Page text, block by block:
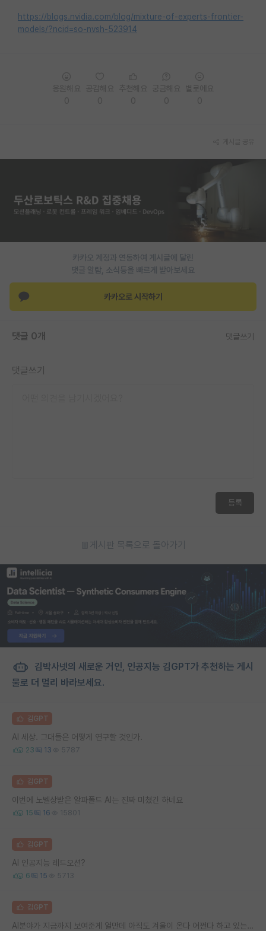
홍보 게시판
https://blogs.nvidia.com/blog/mixture-of-experts-frontier-
models/?ncid=so-nvsh-523914
카카오 계정과 연동하여 게시글에 달린
댓글 알람, 소식등을 빠르게 받아보세요
카카오로 시작하기
댓글 0개 댓글쓰기
댓글쓰기
등록
게시판 목록으로 돌아가기
김박사넷의 새로운 거인, 인공지능 김GPT가 추천하는 게시
물로 더 멀리 바라보세요.
김GPT
AI 세상. 그대들은 어떻게 연구할 것인가.
23 13 5787
김GPT
이번에 노벨상받은 알파폴드 AI는 진짜 미쳤긴 하네요
15 16 15801
김GPT
AI 인공지능 레드오션?
6 15 5713
김GPT
AI분야가 지금까지 보여준게 얼만데 아직도 겨울이 온다 어쩐다 하고 있는건지